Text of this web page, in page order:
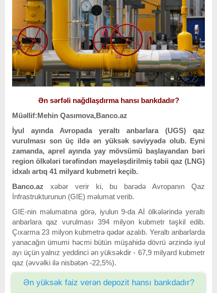
Ən sərfəli nağdlaşdırma hansı bankdadır?
Müəllif:Mehin Qasımova,Banco.az
İyul ayında Avropada yeraltı anbarlara (UGS) qaz
vurulması son üç ildə ən yüksək səviyyədə olub. Eyni
zamanda, aprel ayında yay mövsümü başlayandan bəri
region ölkələri tərəfindən mayeləşdirilmiş təbii qaz (LNG)
idxalı artıq 41 milyard kubmetri keçib.
Banco.az xəbər verir ki, bu barədə Avropanın Qaz
İnfrastrukturunun (GIE) məlumat verib.
GIE-nin məlumatına görə, iyulun 9-da Aİ ölkələrində yeraltı
anbarlara qaz vurulması 394 milyon kubmetr təşkil edib.
Çıxarma 23 milyon kubmetrə qədər azalıb. Yeraltı anbarlarda
yanacağın ümumi həcmi bütün müşahidə dövrü ərzində iyul
ayı üçün yalnız yeddinci ən yüksəkdir - 67,9 milyard kubmetr
qaz (əvvəlki ilə nisbətən -22,5%).
Ən yüksək faiz verən depozit hansı bankdadır?